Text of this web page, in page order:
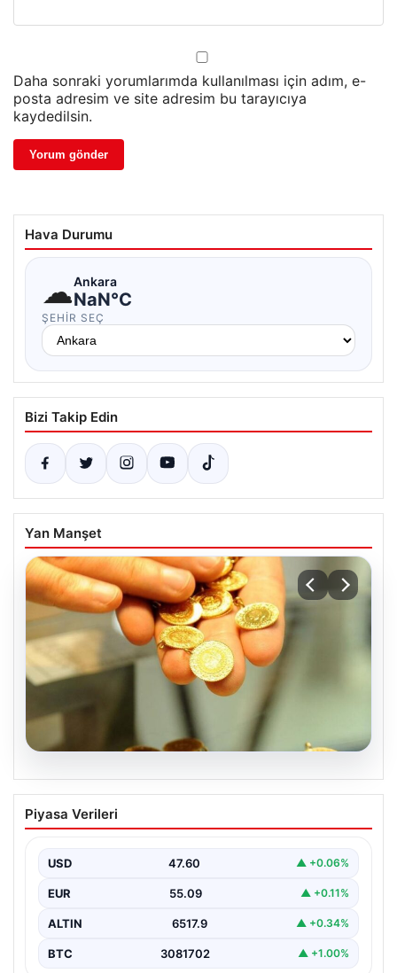
Daha sonraki yorumlarımda kullanılması için adım, e-
posta adresim ve site adresim bu tarayıcıya
kaydedilsin.
Hava Durumu
☁Ankara
NaN°C
ŞEHIR SEÇ
Bizi Takip Edin
Yan Manşet
Altın fiyatları canlı 2 Nisan 2026: Altın
fiyatları ne kadar oldu? Gram, çeyrek,
fiyatları
Piyasa Verileri
USD 47.60 ▲ +0.06%
EUR 55.09 ▲ +0.11%
ALTIN 6517.9 ▲ +0.34%
BTC 3081702 ▲ +1.00%